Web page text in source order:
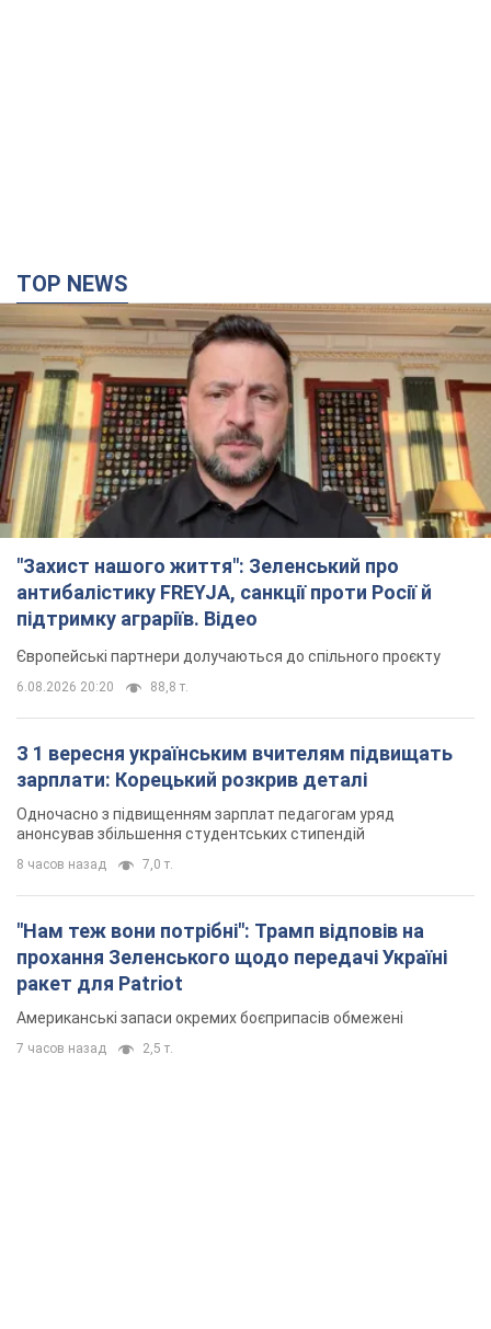
TOP NEWS
"Захист нашого життя": Зеленський про
антибалістику FREYJA, санкції проти Росії й
підтримку аграріїв. Відео
Європейські партнери долучаються до спільного проєкту
6.08.2026 20:20 88,8 т.
З 1 вересня українським вчителям підвищать
зарплати: Корецький розкрив деталі
Одночасно з підвищенням зарплат педагогам уряд
анонсував збільшення студентських стипендій
8 часов назад 7,0 т.
"Нам теж вони потрібні": Трамп відповів на
прохання Зеленського щодо передачі Україні
ракет для Patriot
Американські запаси окремих боєприпасів обмежені
7 часов назад 2,5 т.